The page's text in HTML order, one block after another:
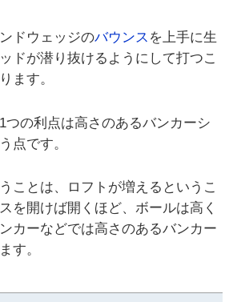
ドウェッジのバウンス を上手に生
ドが潜り抜けるようにして打つこ
ます。
つの利点は高さのあるバンカーシ
点です。
ことは、ロフトが増えるというこ
を開けば開くほど、ボールは高く
カーなどでは高さのあるバンカー
す。